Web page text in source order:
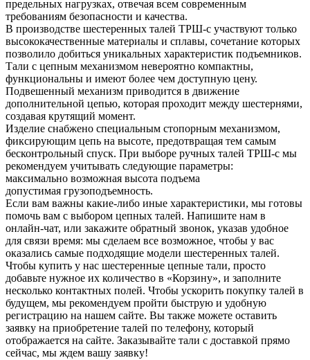
предельных нагрузках, отвечая всем современным
требованиям безопасности и качества.
В производстве шестеренных талей ТРШ-с участвуют только
высококачественные материалы и сплавы, сочетание которых
позволило добиться уникальных характеристик подъемников.
Тали с цепным механизмом невероятно компактны,
функциональны и имеют более чем доступную цену.
Подвешенный механизм приводится в движение
дополнительной цепью, которая проходит между шестернями,
создавая крутящий момент.
Изделие снабжено специальным стопорным механизмом,
фиксирующим цепь на высоте, предотвращая тем самым
бесконтрольный спуск. При выборе ручных талей ТРШ-с мы
рекомендуем учитывать следующие параметры:
максимально возможная высота подъема
допустимая грузоподъемность.
Если вам важны какие-либо иные характеристики, мы готовы
помочь вам с выбором цепных талей. Напишите нам в
онлайн-чат, или закажите обратный звонок, указав удобное
для связи время: мы сделаем все возможное, чтобы у вас
оказались самые подходящие модели шестеренных талей.
Чтобы купить у нас шестеренные цепные тали, просто
добавьте нужное их количество в «Корзину», и заполните
несколько контактных полей. Чтобы ускорить покупку талей в
будущем, мы рекомендуем пройти быструю и удобную
регистрацию на нашем сайте. Вы также можете оставить
заявку на приобретение талей по телефону, который
отображается на сайте. Заказывайте тали с доставкой прямо
сейчас, мы ждем вашу заявку!